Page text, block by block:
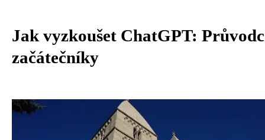
Jak vyzkoušet ChatGPT:
začátečníky